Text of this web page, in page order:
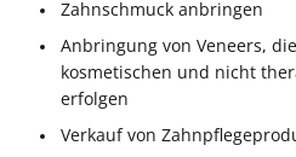
Zahnschmuck anbringen
Anbringung von Veneers,
kosmetischen und nicht
erfolgen
Verkauf von